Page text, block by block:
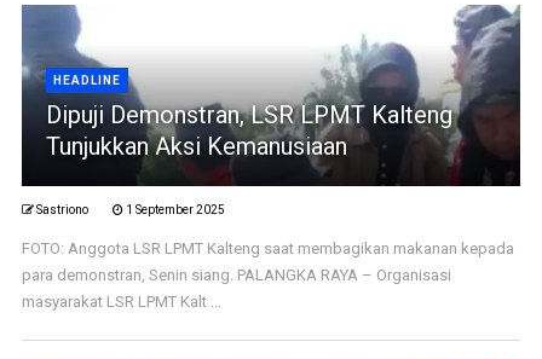
HEADLINE
Dipuji Demonstran, LSR LPMT Kalteng
Tunjukkan Aksi Kemanusiaan
Sastriono 1 September 2025
FOTO: Anggota LSR LPMT Kalteng saat membagikan makanan kepada
para demonstran, Senin siang. PALANGKA RAYA – Organisasi
masyarakat LSR LPMT Kalt ...